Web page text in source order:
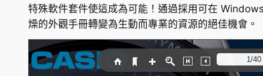
特殊軟件套件使這成為可能！通過採用可在
燥的外觀手冊轉變為生動而專業的資源的絕佳機會。